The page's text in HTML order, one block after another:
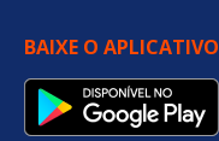
BAIXE O APLICATIVO